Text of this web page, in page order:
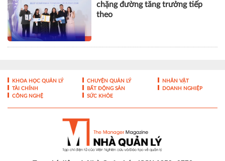
chặng đường tăng trưởng tiếp
theo
KHOA HỌC QUẢN LÝ CHUYỆN QUẢN LÝ
NHÂN VẬT
TÀI CHÍNH
BẤT ĐỘNG SẢN
DOANH NGHIỆP
CÔNG NGHỆ
SỨC KHỎE